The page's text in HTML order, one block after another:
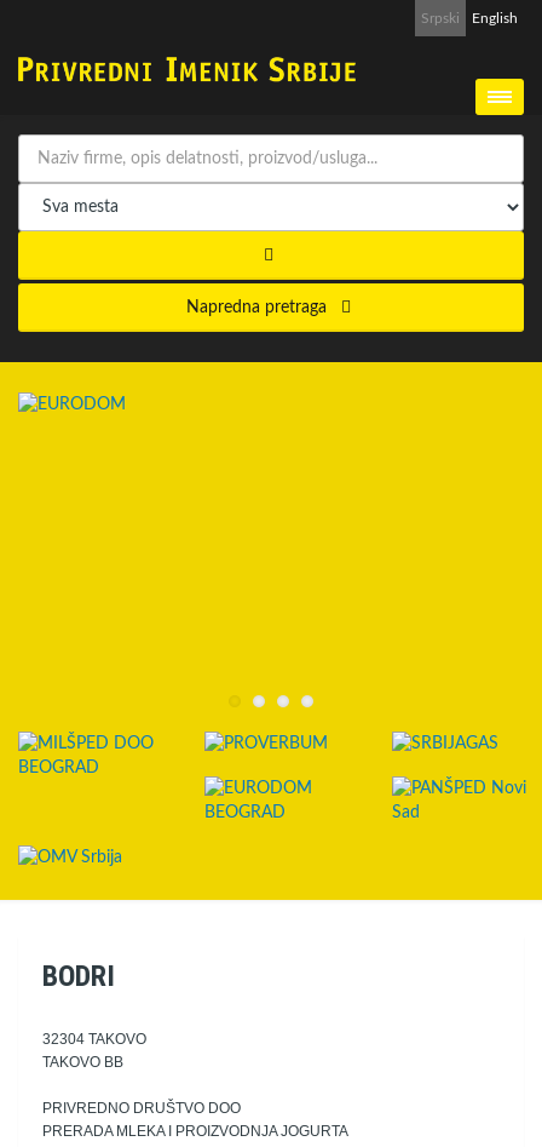
Srpski English
Napredna pretraga
BODRI
32304 TAKOVO
TAKOVO BB
PRIVREDNO DRUŠTVO DOO
PRERADA MLEKA I PROIZVODNJA JOGURTA